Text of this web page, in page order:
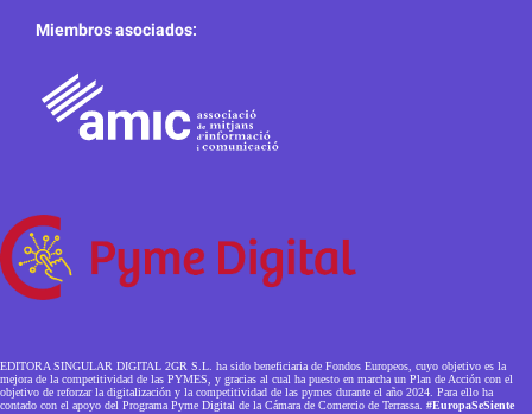
Miembros asociados:
EDITORA SINGULAR DIGITAL 2GR S.L. ha sido beneficiaria de Fondos Europeos, cuyo objetivo es la
mejora de la competitividad de las PYMES, y gracias al cual ha puesto en marcha un Plan de Acción con el
objetivo de reforzar la digitalización y la competitividad de las pymes durante el año 2024. Para ello ha
contado con el apoyo del Programa Pyme Digital de la Cámara de Comercio de Terrassa. #EuropaSeSiente